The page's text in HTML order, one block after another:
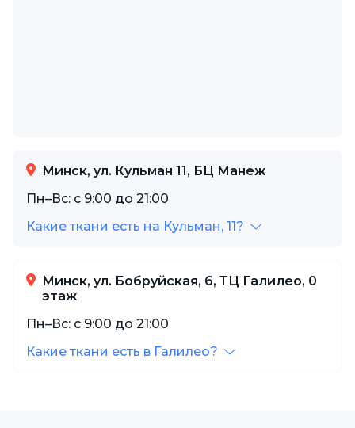
Минск, ул. Кульман 11, БЦ Манеж
Пн–Вс: с 9:00 до 21:00
Какие ткани есть на Кульман, 11?
Минск, ул. Бобруйская, 6, ТЦ Галилео, 0
этаж
Пн–Вс: с 9:00 до 21:00
Какие ткани есть в Галилео?